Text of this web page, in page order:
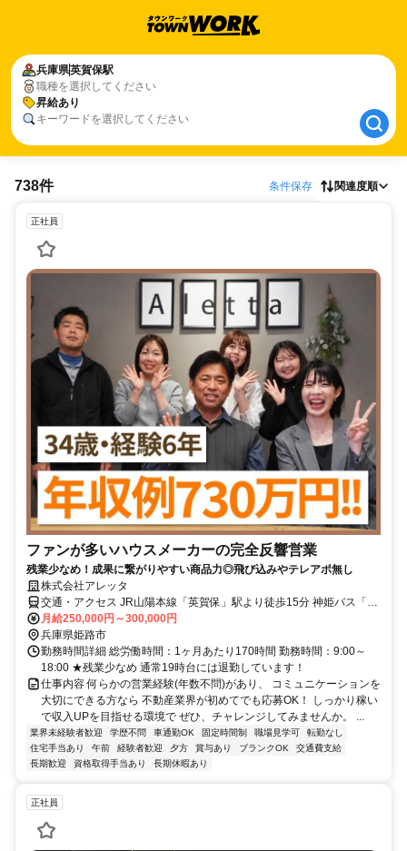
兵庫県英賀保駅
職種を選択してください
昇給あり
キーワードを選択してください
兵庫県英賀保駅
昇給あり
738件 条件保存 関連度順
正社員
ファンが多いハウスメーカーの完全反響営業
残業少なめ！成果に繋がりやすい商品力◎飛び込みやテレアポ無し
株式会社アレッタ
交通・アクセス JR山陽本線「英賀保」駅より徒歩15分 神姫バス「才
崎橋西詰」停留所より徒歩3分 ★マイカー通勤OK
月給250,000円～300,000円
兵庫県姫路市
勤務時間詳細 総労働時間：1ヶ月あたり170時間 勤務時間：9:00～
18:00 ★残業少なめ 通常19時台には退勤しています！
仕事内容 何らかの営業経験(年数不問)があり、 コミュニケーションを
大切にできる方なら 不動産業界が初めてでも応募OK！ しっかり稼い
で収入UPを目指せる環境で ぜひ、チャレンジしてみませんか。 ...
業界未経験者歓迎 学歴不問 車通勤OK 固定時間制 職場見学可
転勤なし
住宅手当あり
午前 経験者歓迎 夕方 賞与あり ブランクOK
交通費支給
長期歓迎
資格取得手当あり 長期休暇あり
正社員